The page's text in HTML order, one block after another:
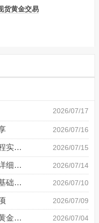
货黄金交易
2026/07/17
2026/07/16
新手快速开户现货黄金，操作流程实操详解 2026/07/15
初次炒黄金开户必读：开户步骤详细说明 2026/07/14
如何快速完成现货黄金开户，零基础也能轻松上手 2026/07/10
2026/07/09
黄金投资基础教学，快速掌握炒黄金技巧 2026/07/04